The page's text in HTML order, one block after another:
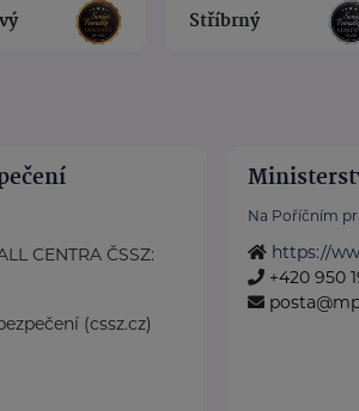
Stříbrný
CENTRA ČSSZ:
(cssz.cz)
Na Poříčním
https://
+420 950